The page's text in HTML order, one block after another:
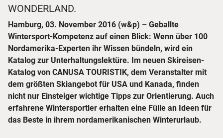
WONDERLAND.
Hamburg, 03. November 2016 (w&p) – Geballte
Wintersport-Kompetenz auf einen Blick: Wenn über 100
Nordamerika-Experten ihr Wissen bündeln, wird ein
Katalog zur Unterhaltungslektüre. Im neuen Skireisen-
Katalog von CANUSA TOURISTIK, dem Veranstalter mit
dem größten Skiangebot für USA und Kanada, finden
nicht nur Einsteiger wichtige Tipps zur Orientierung. Auch
erfahrene Wintersportler erhalten eine Fülle an Ideen für
das Beste in ihrem nordamerikanischen Winterurlaub.